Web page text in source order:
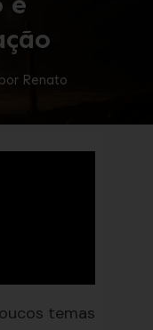
por Renato
temas